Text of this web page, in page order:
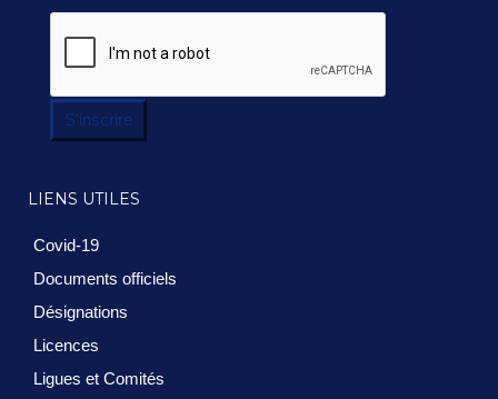
S'inscrire
LIENS UTILES
Covid-19
Documents officiels
Désignations
Licences
Ligues et Comités